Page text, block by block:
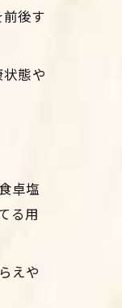
後す
態や
卓塩
る用
えや